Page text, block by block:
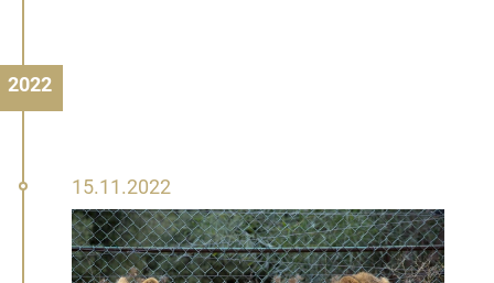
2022
15.
November
2022
15.11.2022